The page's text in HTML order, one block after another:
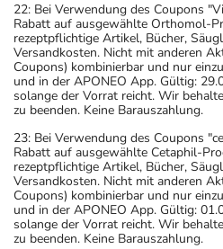
22: Bei Verwendung des Coupons
Rabatt auf ausgewählte Orthomol-
rezeptpflichtige Artikel, Bücher,
Versandkosten. Nicht mit anderen
Coupons) kombinierbar und nur
und in der APONEO App. Gültig:
solange der Vorrat reicht. Wir
zu beenden. Keine Barauszahlung.
23: Bei Verwendung des Coupons
Rabatt auf ausgewählte Cetaphil-
rezeptpflichtige Artikel, Bücher,
Versandkosten. Nicht mit anderen
Coupons) kombinierbar und nur
und in der APONEO App. Gültig:
solange der Vorrat reicht. Wir
zu beenden. Keine Barauszahlung.